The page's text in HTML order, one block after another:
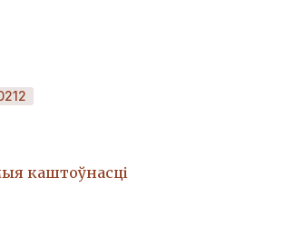
каштоўнасці